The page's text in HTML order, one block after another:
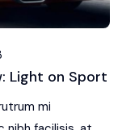
Light on Sport
mi